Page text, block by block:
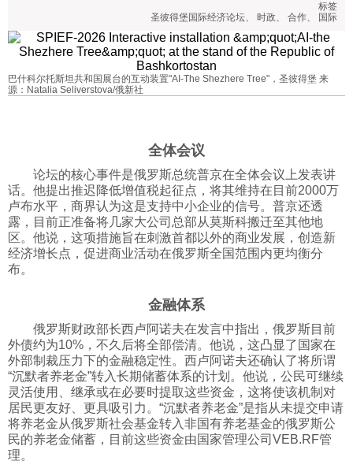
经济
科技
文化
历史
旅游
视听
标签
圣彼得堡国际经济论坛、 时政、 合作、 国际
巴什科尔托斯坦共和国展台的互动装置"AI-The Shezhere Tree"，圣彼得堡 来
源：Natalia Seliverstova/俄新社
全体会议
论坛的核心事件是俄罗斯总统普京在全体会议上发表讲
话。他提出推迟降低增值税起征点，将其维持在目前2000万
卢布水平，商界认为这是支持中小企业的信号。普京还透
露，目前正准备将几家大公司总部从莫斯科搬迁至其他地
区。他说，这项措施旨在刺激首都以外的商业发展，创造新
经济增长点，促进商业活动在俄罗斯全国范围内更均衡分
布。
金融体系
俄罗斯财政部长西卢阿诺夫在发言中指出，俄罗斯目前
外债约为10%，不久后将全部偿清。他说，这凸显了国家在
外部制裁压力下的金融稳定性。西卢阿诺夫还确认了将所谓
“沉默者养老金”转入长期储蓄体系的计划。他说，公民可继续
灵活使用、继承或在必要时提取这些资金，这将使该机制对
居民更友好、更具吸引力。“沉默者养老金”是指从未提交申请
将养老金从俄罗斯社会基金转入非国有养老基金的俄罗斯公
民的养老金储蓄，目前这些资金由国家管理公司VEB.RF管
理。